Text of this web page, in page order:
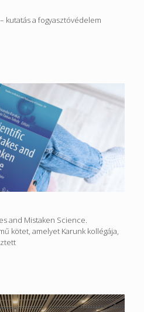
kutatás a fogyasztóvédelem
and Mistaken Science.
kötet, amelyet Karunk kollégája,